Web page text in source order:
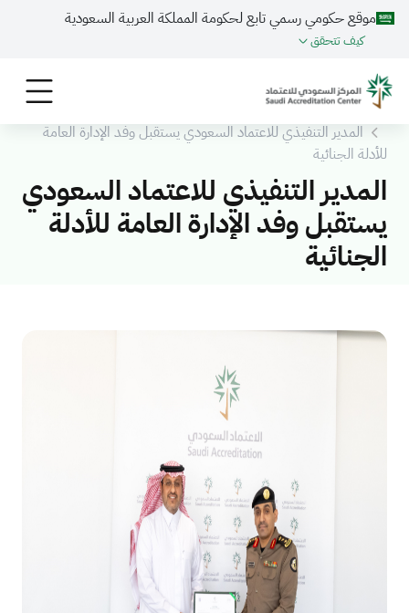
موقع حكومي رسمي تابع لحكومة المملكة العربية السعودية
كيف تتحقق
الرئيسية المركز الاعلامي
المدير التنفيذي للاعتماد السعودي يستقبل وفد الإدارة العامة
للأدلة الجنائية
المدير التنفيذي للاعتماد السعودي
يستقبل وفد الإدارة العامة للأدلة
الجنائية